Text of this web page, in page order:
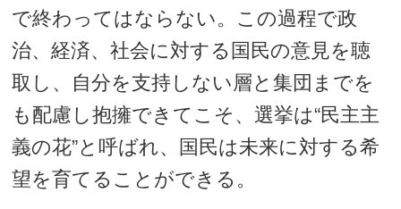
で終わってはならない。この過程で政
治、経済、社会に対する国民の意見を聴
取し、自分を支持しない層と集団までを
も配慮し抱擁できてこそ、選挙は“民主主
義の花”と呼ばれ、国民は未来に対する希
望を育てることができる。